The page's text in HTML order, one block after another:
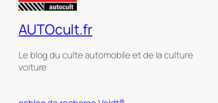
AUTOcult.fr
Le blog du culte automobile et de la culture
voiture